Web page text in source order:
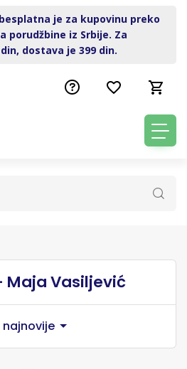
je za kupovinu preko
porudžbine iz Srbije. Za
dostava je 399 din.
Maja Vasiljević
najnovije